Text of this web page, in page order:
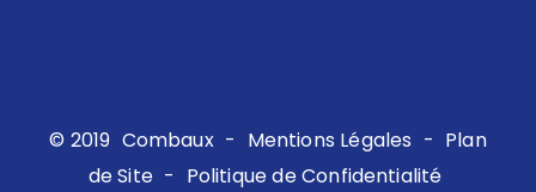
© 2019 Combaux - Mentions Légales - Plan
de Site - Politique de Confidentialité